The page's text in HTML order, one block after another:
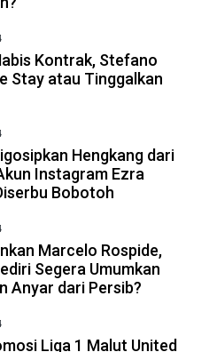
Kontrak, Stefano
Stay atau Tinggalkan
Hengkang dari
Instagram Ezra
Bobotoh
Marcelo Rospide,
Segera Umumkan
Anyar dari Persib?
Liga 1 Malut United